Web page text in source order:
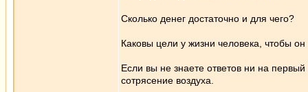
Сколько денег достаточно и для чего?
Каковы цели у жизни человека, чтобы
Если вы не знаете ответов ни на
сотрясение воздуха.